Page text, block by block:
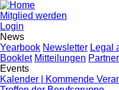
Mitglied werden
Login
News
Yearbook Newsletter Legal
Booklet Mitteilungen
Events
Kalender | Kommende